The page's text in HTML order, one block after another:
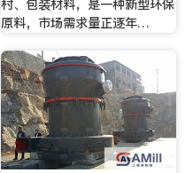
村、包装材料，是一种新型环保
原料，市场需求量正逐年…